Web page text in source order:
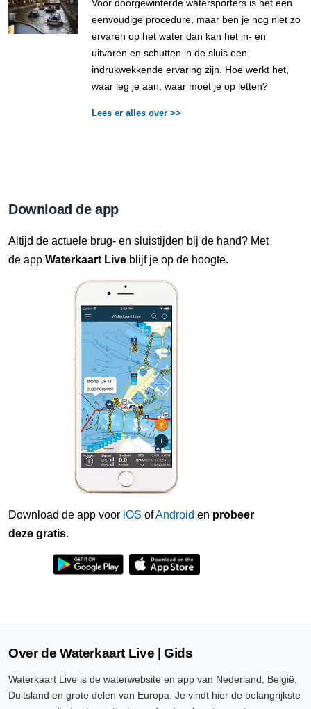
Voor doorgewinterde watersporters is het een
eenvoudige procedure, maar ben je nog niet zo
ervaren op het water dan kan het in- en
uitvaren en schutten in de sluis een
indrukwekkende ervaring zijn. Hoe werkt het,
waar leg je aan, waar moet je op letten?
Lees er alles over >>
Download de app
Altijd de actuele brug- en sluistijden bij de hand? Met
de app Waterkaart Live blijf je op de hoogte.
Download de app voor iOS ofAndroid en probeer
deze gratis.
Over de Waterkaart Live | Gids
Waterkaart Live is de waterwebsite en app van Nederland, België,
Duitsland en grote delen van Europa. Je vindt hier de belangrijkste